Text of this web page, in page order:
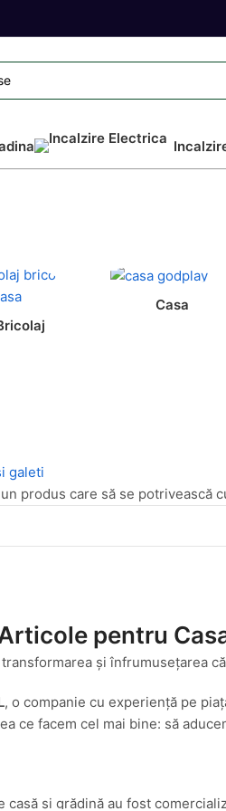
Casa
produs care să se potrivească
pentru
și înfrumusețarea
, o companie cu experiență pe
ce facem cel mai bine: să
și grădină au fost